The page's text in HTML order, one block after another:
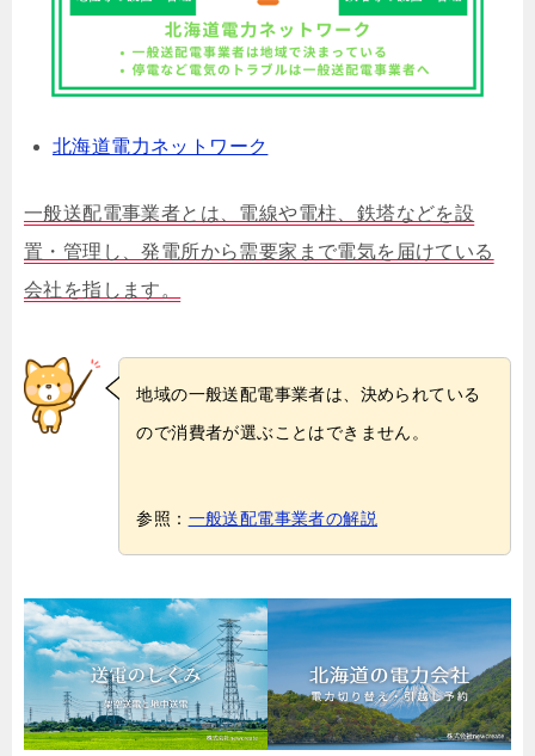
北海道電力ネットワーク
一般送配電事業者とは、電線や電柱、鉄塔などを設
置・管理し、発電所から需要家まで電気を届けている
会社を指します。
地域の一般送配電事業者は、決められている
ので消費者が選ぶことはできません。
参照： 一般送配電事業者の解説